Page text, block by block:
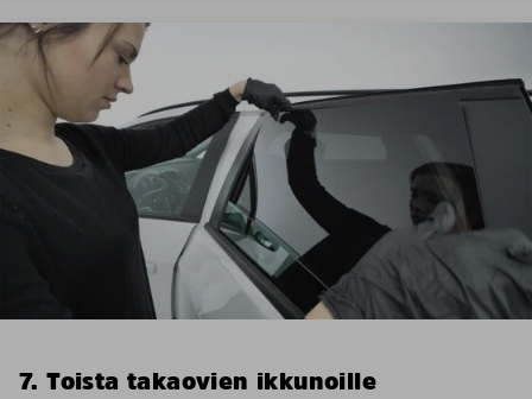
7. Toista takaovien ikkunoille